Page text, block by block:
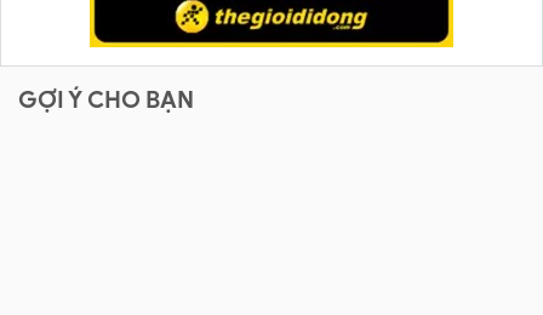
GỢI Ý CHO BẠN